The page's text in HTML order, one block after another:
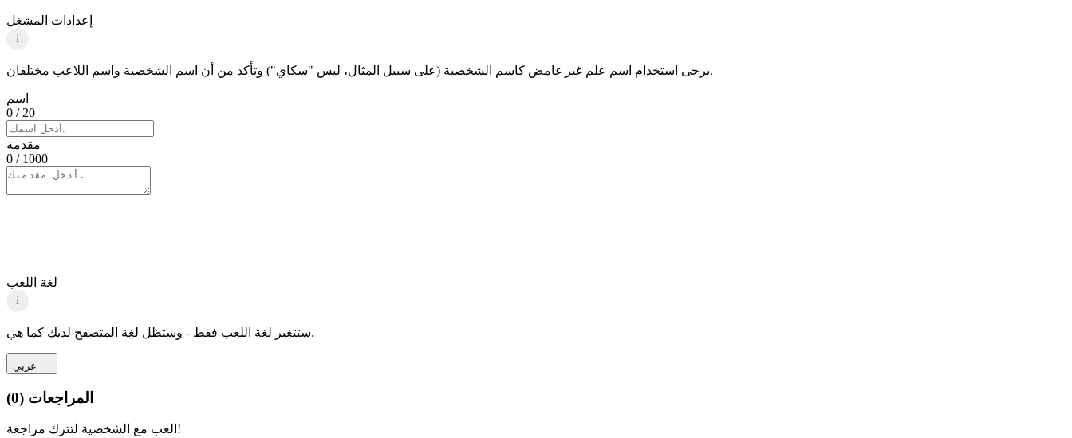
إعدادات المشغل
i
يرجى استخدام اسم علم غير غامض كاسم الشخصية (على سبيل المثال، ليس "سكاي") وتأكد من أن اسم الشخصية واسم اللاعب مختلفان.
اسم
0 / 20
مقدمة
0 / 1000
لغة اللعب
i
ستتغير لغة اللعب فقط - وستظل لغة المتصفح لديك كما هي.
عربي
المراجعات (
0
)
العب مع الشخصية لتترك مراجعة!